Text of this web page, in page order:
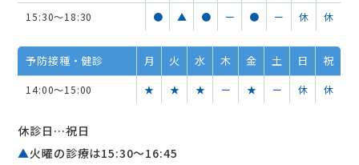
15:30～18:30 ● ▲ ● ー ● ー 休 休
予防接種・健診 月 火 水 木 金 土 日 祝
14:00～15:00 ★ ★ ★ ー ★ ー 休 休
休診日…祝日
▲火曜の診療は15:30〜16:45